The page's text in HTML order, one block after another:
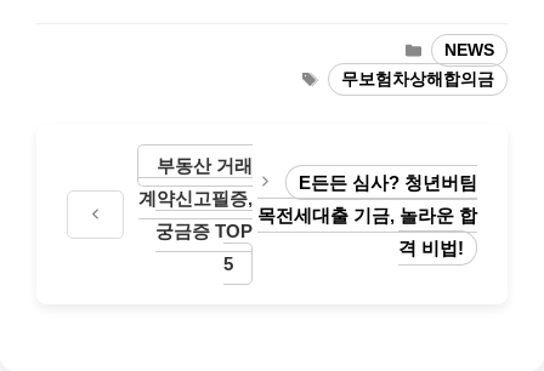
카
테
고
NEWS
태
그
무보험차상해합의금
부동산 거래
계약신고필증,
궁금증 TOP
5
E든든 심사? 청년버팀
목전세대출 기금, 놀라운 합
격 비법!